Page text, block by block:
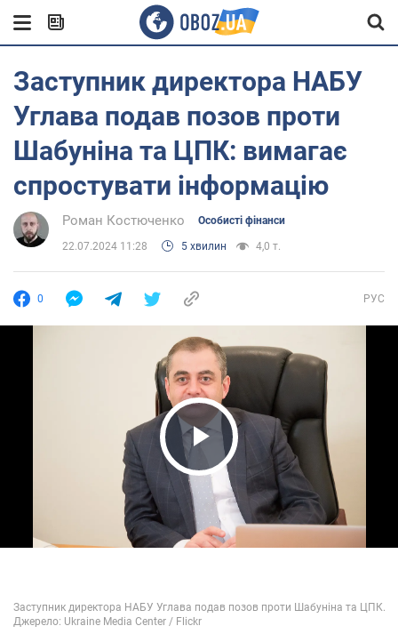
Заступник директора НАБУ
Углава подав позов проти
Шабуніна та ЦПК: вимагає
спростувати інформацію
Роман Костюченко Особисті фінанси
22.07.2024 11:28 5 хвилин 4,0 т.
0 РУС
Play Video